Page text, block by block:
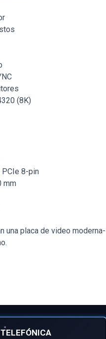
(8K)
PCIe 8-pin
mm
una placa de video